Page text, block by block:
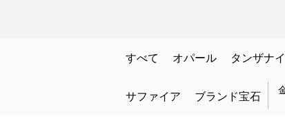
すべて オパール タンザナ
サファイア ブランド宝石